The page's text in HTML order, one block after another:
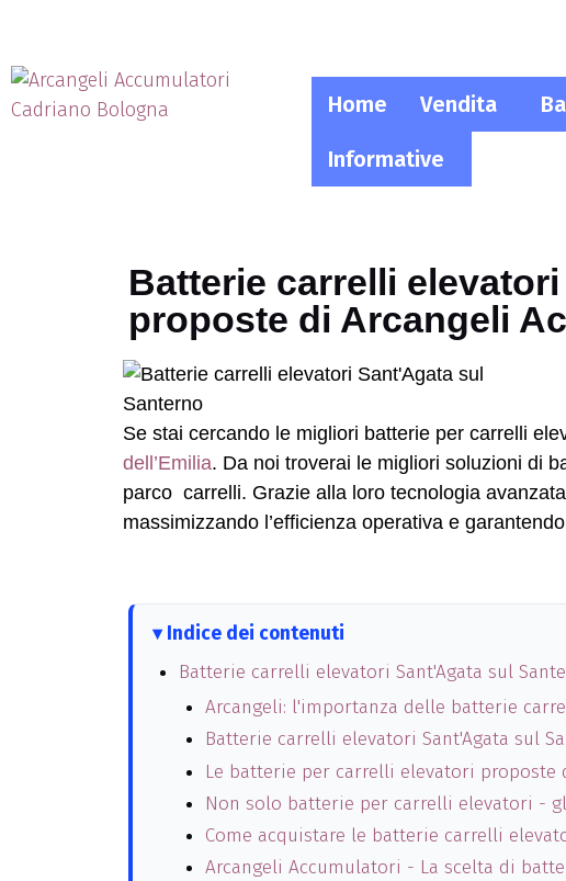
Home Vendita
Informative
Batterie carrelli
proposte di Arcangeli
Se stai cercando le migliori batterie per carrelli
dell’Emilia. Da noi troverai le migliori soluzioni di
parco carrelli. Grazie alla loro tecnologia
massimizzando l’efficienza operativa e
Indice dei contenuti
Batterie carrelli elevatori Sant'Agata sul
Arcangeli: l'importanza delle batterie
Batterie carrelli elevatori Sant'Agata sul
Le batterie per carrelli elevatori proposte
Non solo batterie per carrelli elevatori -
Come acquistare le batterie carrelli
Arcangeli Accumulatori - La scelta di